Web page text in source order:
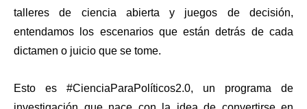
talleres de ciencia abierta y juegos de decisión,
entendamos los escenarios que están detrás de cada
dictamen o juicio que se tome.
Esto es #CienciaParaPolíticos2.0, un programa de